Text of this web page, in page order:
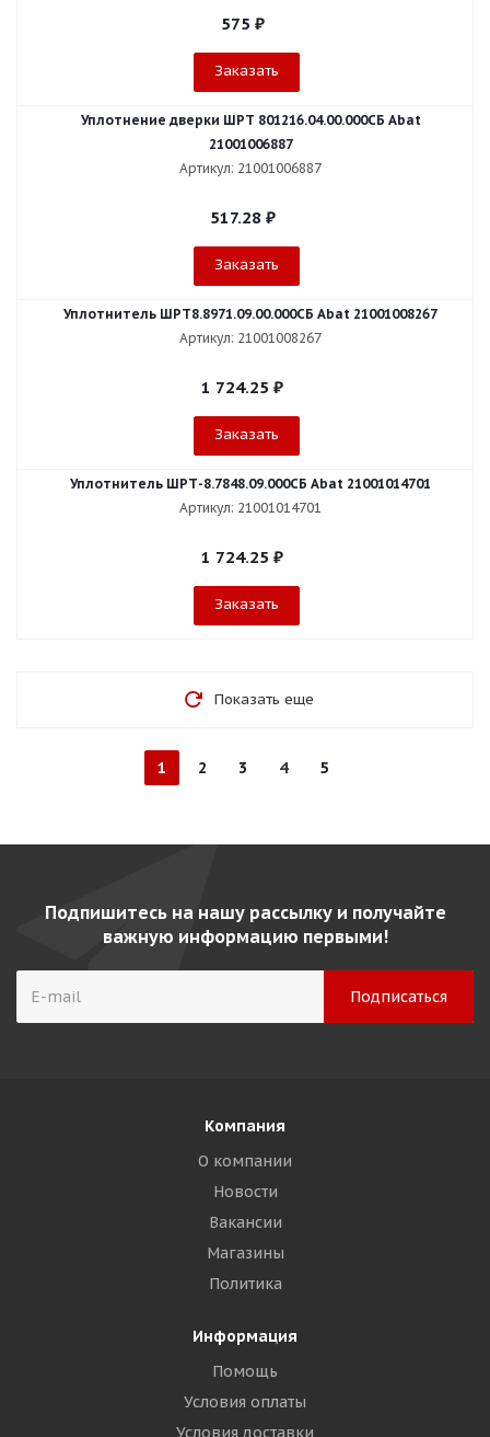
575 ₽
Заказать
Уплотнение дверки ШРТ 801216.04.00.000СБ Abat
21001006887
Артикул: 21001006887
517.28₽
Заказать
Уплотнитель ШРТ8.8971.09.00.000СБ Abat 21001008267
Артикул: 21001008267
1 724.25 ₽
Заказать
Уплотнитель ШРТ-8.7848.09.000СБ Abat 21001014701
Артикул: 21001014701
1 724.25 ₽
Заказать
Показать еще
1 2 3 4 5
Подпишитесь на нашу рассылку и получайте
важную информацию первыми!
Компания
О компании
Новости
Вакансии
Магазины
Политика
Информация
Помощь
Условия оплаты
Условия доставки